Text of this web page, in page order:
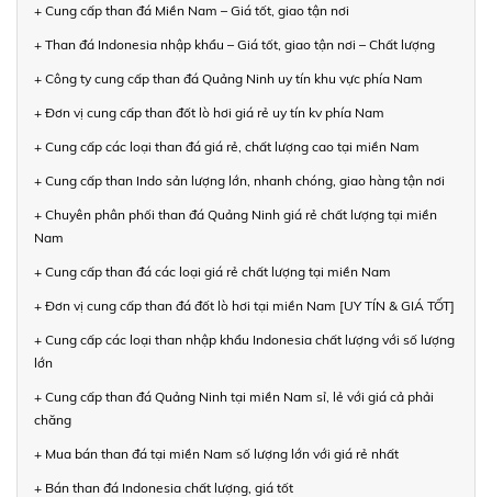
+ Cung cấp than đá Miền Nam – Giá tốt, giao tận nơi
+ Than đá Indonesia nhập khẩu – Giá tốt, giao tận nơi – Chất lượng
+ Công ty cung cấp than đá Quảng Ninh uy tín khu vực phía Nam
+ Đơn vị cung cấp than đốt lò hơi giá rẻ uy tín kv phía Nam
+ Cung cấp các loại than đá giá rẻ, chất lượng cao tại miền Nam
+ Cung cấp than Indo sản lượng lớn, nhanh chóng, giao hàng tận nơi
+ Chuyên phân phối than đá Quảng Ninh giá rẻ chất lượng tại miền
Nam
+ Cung cấp than đá các loại giá rẻ chất lượng tại miền Nam
+ Đơn vị cung cấp than đá đốt lò hơi tại miền Nam [UY TÍN & GIÁ TỐT]
+ Cung cấp các loại than nhập khẩu Indonesia chất lượng với số lượng
lớn
+ Cung cấp than đá Quảng Ninh tại miền Nam sỉ, lẻ với giá cả phải
chăng
+ Mua bán than đá tại miền Nam số lượng lớn với giá rẻ nhất
+ Bán than đá Indonesia chất lượng, giá tốt